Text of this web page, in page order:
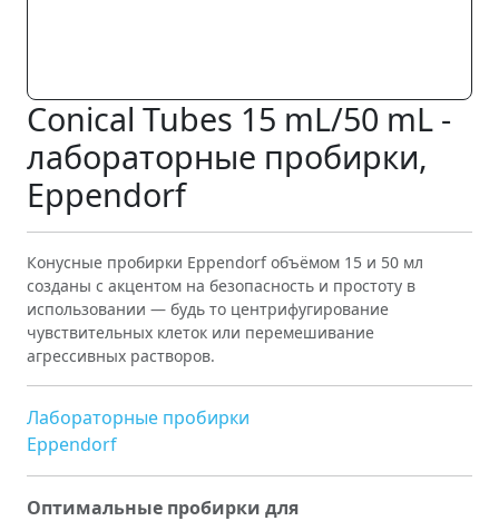
Conical Tubes 15 mL/50 mL -
лабораторные пробирки,
Eppendorf
Конусные пробирки Eppendorf объёмом 15 и 50 мл
созданы с акцентом на безопасность и простоту в
использовании — будь то центрифугирование
чувствительных клеток или перемешивание
агрессивных растворов.
Лабораторные пробирки
Eppendorf
Оптимальные пробирки для